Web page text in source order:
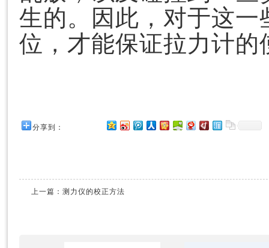
生的。因此，对于这
位，才能保证拉力计
分享到：
上一篇： 测力仪的校正方法